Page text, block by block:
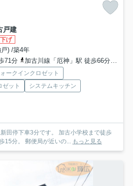
戸建
げ
) /築4年
71分
加古川線「厄神」駅 徒歩66分
ークインクロゼット
ゼット
システムキッチン
田停下車3分です。 加古小学校まで徒歩
15分。 郵便局が近いの...
もっと見る